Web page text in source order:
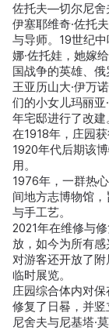
佐托夫—切尔尼舍
伊塞耶维奇·佐托
与导师。19世纪
娜·佐托娃，她嫁
国战争的英雄、
王亚历山大·伊万
们的小女儿玛丽
年宅邸进行了改建
在1918年，庄园
1920年代后期该
用。
1976年，一群热
间地方志博物馆
与手工艺。
2021年在维修与
放，如今为所有感
对游客还开放了
临时展览。
庄园综合体内对
修复了日晷，并竖
尼舍夫与尼基塔·